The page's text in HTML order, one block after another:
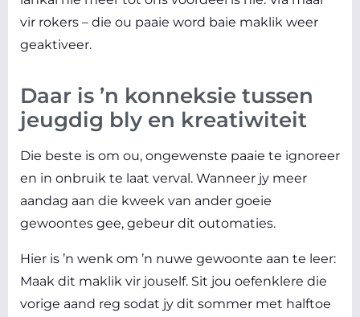
vir rokers – die ou paaie word baie maklik weer
geaktiveer.
Daar is ’n konneksie tussen
jeugdig bly en kreatiwiteit
Die beste is om ou, ongewenste paaie te ignoreer
en in onbruik te laat verval. Wanneer jy meer
aandag aan die kweek van ander goeie
gewoontes gee, gebeur dit outomaties.
Hier is ’n wenk om ’n nuwe gewoonte aan te leer:
Maak dit maklik vir jouself. Sit jou oefenklere die
vorige aand reg sodat jy dit sommer met halftoe